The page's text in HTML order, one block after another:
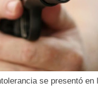
se presentó en